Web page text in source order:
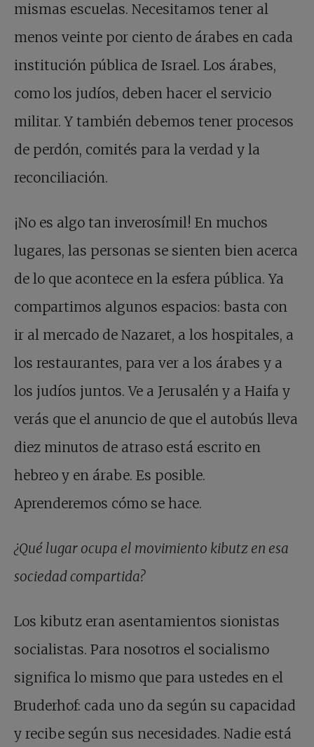
mismas escuelas. Necesitamos tener al
menos veinte por ciento de árabes en cada
institución pública de Israel. Los árabes,
como los judíos, deben hacer el servicio
militar. Y también debemos tener procesos
de perdón, comités para la verdad y la
reconciliación.
¡No es algo tan inverosímil! En muchos
lugares, las personas se sienten bien acerca
de lo que acontece en la esfera pública. Ya
compartimos algunos espacios: basta con
ir al mercado de Nazaret, a los hospitales, a
los restaurantes, para ver a los árabes y a
los judíos juntos. Ve a Jerusalén y a Haifa y
verás que el anuncio de que el autobús lleva
diez minutos de atraso está escrito en
hebreo y en árabe. Es posible.
Aprenderemos cómo se hace.
¿Qué lugar ocupa el movimiento kibutz en esa
sociedad compartida?
Los kibutz eran asentamientos sionistas
socialistas. Para nosotros el socialismo
significa lo mismo que para ustedes en el
Bruderhof: cada uno da según su capacidad
y recibe según sus necesidades. Nadie está